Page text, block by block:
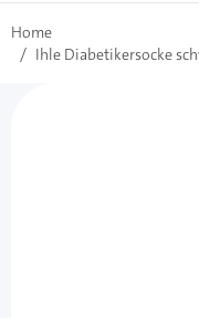
Home
/ Ihle Diabetikersocke